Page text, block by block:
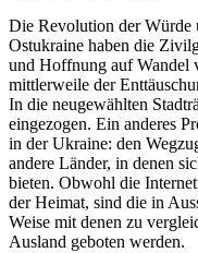
Die Revolution der Würde
Ostukraine haben die
und Hoffnung auf Wandel
mittlerweile der
In die neugewählten
eingezogen. Ein anderes
in der Ukraine: den
andere Länder, in denen
bieten. Obwohl die
der Heimat, sind die in
Weise mit denen zu
Ausland geboten werden.